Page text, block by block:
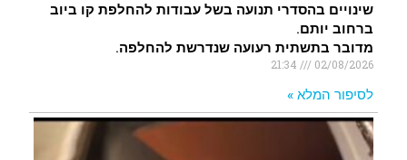
שינויים בהסדרי תנועה בשל עבודות להחלפת קו ביוב
ברחוב יותם.
מדובר בתשתית רעועה שנדרשת להחלפה.
02/08/2026
לסיפור המלא »